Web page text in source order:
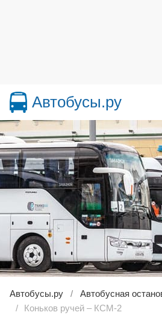
Автобусы.ру
Автобусы.ру
Автобусная
Коньков ручей – КСМ-2